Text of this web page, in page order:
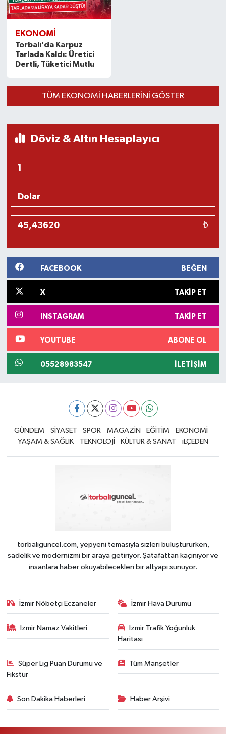
EKONOMİ
Torbalı’da Karpuz
Tarlada Kaldı: Üretici
Dertli, Tüketici Mutlu
TÜM EKONOMİ HABERLERINI GÖSTER
Döviz & Altın Hesaplayıcı
₺
FACEBOOK BEĞEN
X TAKIP ET
INSTAGRAM TAKIP ET
YOUTUBE ABONE OL
05528983547 İLETIŞIM
GÜNDEM SİYASET SPOR MAGAZİN EĞİTİM
EKONOMİ
YAŞAM & SAĞLIK
TEKNOLOJİ KÜLTÜR & SANAT iLÇEDEN
torbaliguncel.com, yepyeni temasıyla sizleri buluştururken,
sadelik ve modernizmi bir araya getiriyor. Şatafattan kaçınıyor ve
insanlara haber okuyabilecekleri bir altyapı sunuyor.
İzmir Nöbetçi Eczaneler İzmir Hava Durumu
İzmir Namaz Vakitleri
İzmir Trafik Yoğunluk
Haritası
Süper Lig Puan Durumu ve
Fikstür
Tüm Manşetler
Son Dakika Haberleri Haber Arşivi